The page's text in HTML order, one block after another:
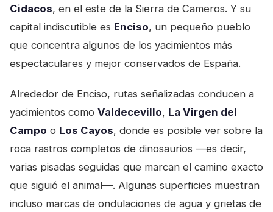
Cidacos, en el este de la Sierra de Cameros. Y su
capital indiscutible es Enciso, un pequeño pueblo
que concentra algunos de los yacimientos más
espectaculares y mejor conservados de España.
Alrededor de Enciso, rutas señalizadas conducen a
yacimientos como Valdecevillo, La Virgen del
Campo o Los Cayos, donde es posible ver sobre la
roca rastros completos de dinosaurios —es decir,
varias pisadas seguidas que marcan el camino exacto
que siguió el animal—. Algunas superficies muestran
incluso marcas de ondulaciones de agua y grietas de